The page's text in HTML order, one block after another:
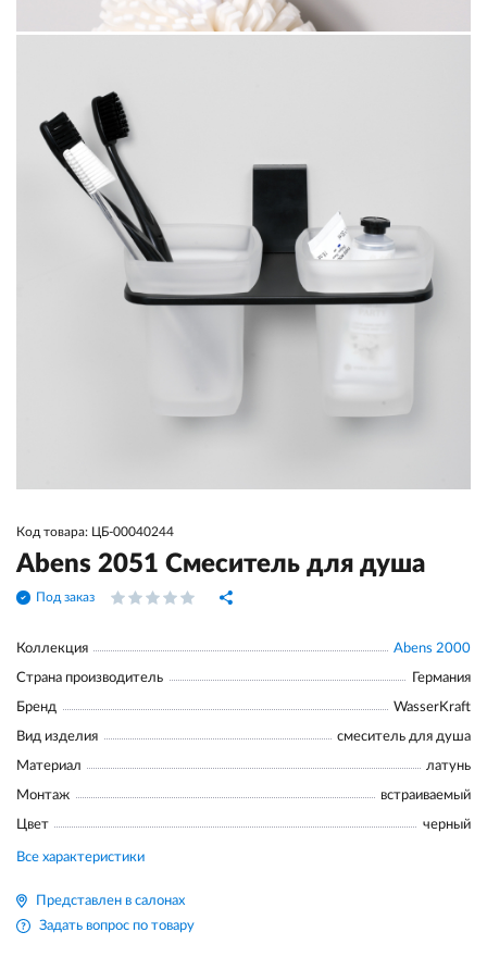
Код товара: ЦБ-00040244
Abens 2051 Смеситель для душа
Под заказ
Коллекция Abens 2000
Страна производитель Германия
Бренд WasserKraft
Вид изделия смеситель для душа
Материал латунь
Монтаж встраиваемый
Цвет черный
Все характеристики
Представлен в салонах
Задать вопрос по товару